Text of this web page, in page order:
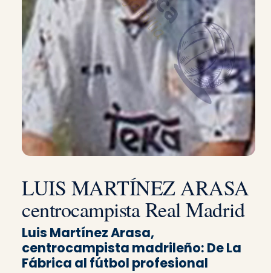
LUIS MARTÍNEZ ARASA
centrocampista Real Madrid
Luis Martínez Arasa,
centrocampista madrileño: De La
Fábrica al fútbol profesional